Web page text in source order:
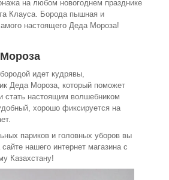
на любом новогоднем празднике
Клауса. Борода пышная и
настоящего Деда Мороза!
идет кудрявы,
Деда Мороза, который поможет
стать настоящим волшебником
хорошо фиксируется на
париков и головных уборов вы
нашего интернет магазина с
Казахстану!